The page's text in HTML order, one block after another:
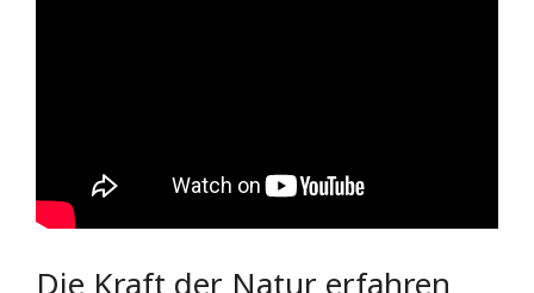
Die Kraft der Natur erfahren